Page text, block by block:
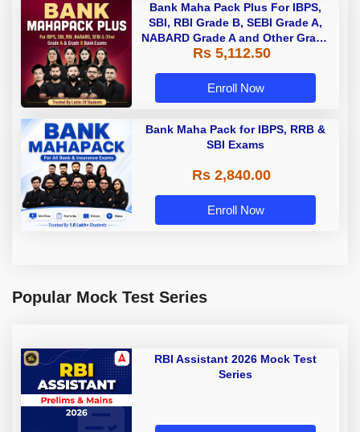
Bank Maha Pack Plus For IBPS,
SBI, RBI Grade B, SEBI Grade A,
NABARD Grade A and Other Grade
A & Grade B Bank Exams
Rs 5,112.50
Enroll Now
Bank Maha Pack for IBPS, RRB &
SBI Exams
Rs 2,840.00
Enroll Now
Popular Mock Test Series
RBI Assistant 2026 Mock Test
Series